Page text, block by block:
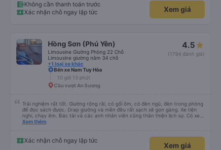
Không cần thanh toán trước
Xác nhận chỗ ngay lập tức
Xem giá
Hồng Sơn (Phú Yên)
Limousine Giường Phòng 22 Chỗ
Limousine giường nằm 34 chỗ
+1 loại xe khác
4.5
(1794 đánh giá)
Bến xe Nam Tuy Hòa
10 giờ 13 phút
Cầu vượt An Sương
Trải nghiệm rất tốt. Giường rộng rãi, có gối ôm, có đèn ngủ, đèn trong phòng
để đọc sách được. Drap giường và mền đều rất sạch sẽ gọn gàng. Xe tiện
nghi, chạy êm. Bác tài và các anh nhân viên cũng thân thiện lịch sự. Có xe
trung chuyển về nội thành thành phố tuy hoà rất tiện. Giá vé hợp lý. Nói
Xem thêm
Xác nhận chỗ ngay lập tức
Xem giá